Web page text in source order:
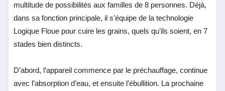
multitude de possibilités aux familles de 8 personnes. Déjà,
dans sa fonction principale, il s’équipe de la technologie
Logique Floue pour cuire les grains, quels qu’ils soient, en 7
stades bien distincts.
D’abord, l’appareil commence par le préchauffage, continue
avec l’absorption d’eau, et ensuite l’ébullition. La prochaine